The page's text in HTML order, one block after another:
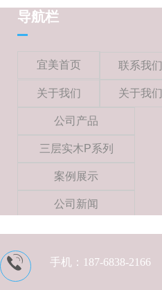
导航栏
宜美首页
关于我们
公司产品
三层实木P系列
案例展示
公司新闻
联系我们
关于我们
手机： 187-6838-2166